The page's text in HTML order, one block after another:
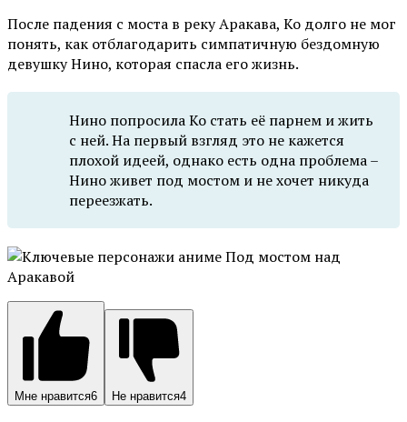
После падения с моста в реку Аракава, Ко долго не мог
понять, как отблагодарить симпатичную бездомную
девушку Нино, которая спасла его жизнь.
Нино попросила Ко стать её парнем и жить
с ней. На первый взгляд это не кажется
плохой идеей, однако есть одна проблема –
Нино живет под мостом и не хочет никуда
переезжать.
Мне нравится6 Не нравится4